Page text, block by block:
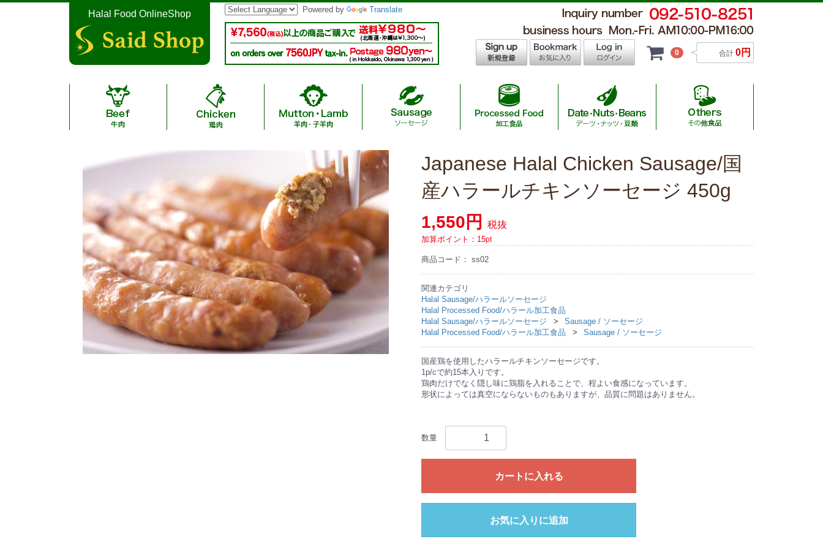
Halal Food OnlineShop Powered by Translate
0 合計 0円
A4,A5 Grade halal wagyu /A4,A5等級ハラール黒毛和牛 Japanese Halal Wagyu / 国産ハラール黒毛和牛
Japanese Halal Beef / 国産ハラール牛肉 Australia Halal Beef/オーストラリア産ハラール牛
New Zealand Halal Ocean Beef/ニュージーランド産ハラールオーシ
ャン牛
Japanease Arita Halal Chicken/ありたハラールチキン
Mutton / 羊肉
Halal Additive-free Sausage / 無添加ハラールソーセージ Sausage / ソーセージ
Instant Noodle & Curry / インスタントヌードル・カレー Chicken Nuggets & Hamburger / チキンナゲット・ハンバーグ
Ramen・Gyoza / ラーメン・ギョーザ Sauce / ソース
Sausage / ソーセージ
Beans / 豆類
Halal Condiment & Seasoning / 調味料 Halal Others / その他食品
Japanese Halal Chicken Sausage/国
産ハラールチキンソーセージ 450g
1,550円 税抜
加算ポイント： 15pt
商品コード： ss02
関連カテゴリ
Halal Sausage/ハラールソーセージ
Halal Processed Food/ハラール加工食品
Halal Sausage/ハラールソーセージ
Sausage / ソーセージ
Halal Processed Food/ハラール加工食品
Sausage / ソーセージ
国産鶏を使用したハラールチキンソーセージです。
1p/cで約15本入りです。
鶏肉だけでなく隠し味に鶏脂を入れることで、程よい食感になっています。
形状によっては真空にならないものもありますが、品質に問題はありません。
数量
カートに入れる
お気に入りに追加